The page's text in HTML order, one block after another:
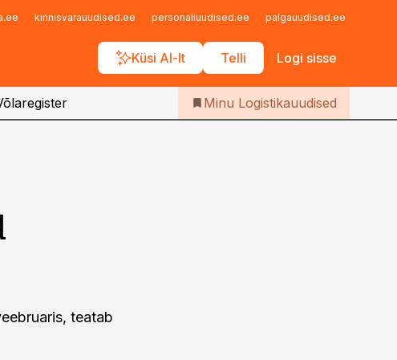
kinnisvarauudised.ee personaliuudised.ee palgauudised.ee
Küsi AI-lt Telli Logi sisse
Iseteenindus
Telli Logistikauudised
Minu Logistikauudised
teatab